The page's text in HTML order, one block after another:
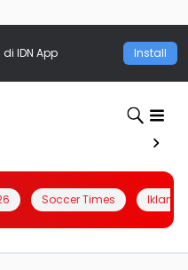
IDN App Install
Soccer Times Iklanin